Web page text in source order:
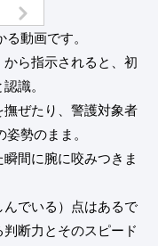
動画です。
ら指示されると、初
識。
ぜたり、警護対象者
勢のまま。
間に腕に咬みつきま
でいる）点はあるで
断力とそのスピード